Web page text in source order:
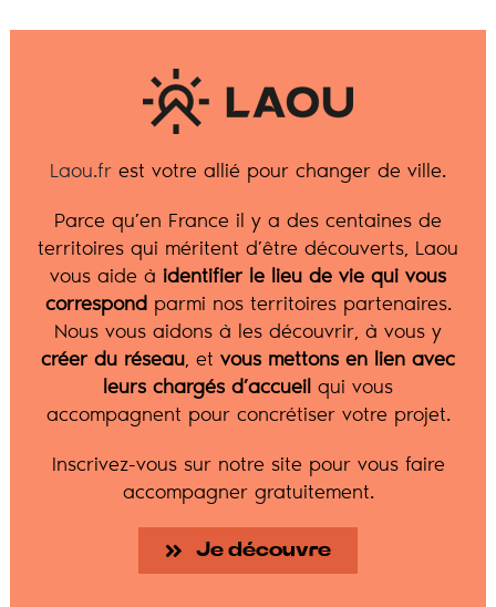
Laou.fr est votre allié pour changer de ville.
Parce qu’en France il y a des centaines de
territoires qui méritent d’être découverts, Laou
vous aide à identifier le lieu de vie qui vous
correspondparmi nos territoires partenaires.
Nous vous aidons à les découvrir, à vous y
créer du réseau, et vous mettons en lien avec
leurs chargés d’accueil qui vous
accompagnent pour concrétiser votre projet.
Inscrivez-vous sur notre site pour vous faire
accompagner gratuitement.
Je découvre